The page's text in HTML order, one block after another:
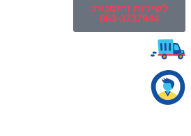
לשירות והזמנות:
053-3737944